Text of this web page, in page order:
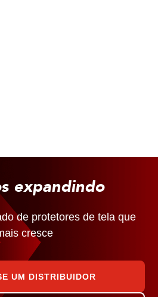
expandindo
de protetores de tela que
cresce
UM DISTRIBUIDOR